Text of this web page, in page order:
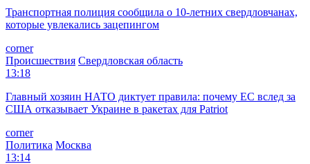
Транспортная полиция сообщила о 10-летних свердловчанах,
которые увлекались зацепингом
corner
Происшествия Свердловская область
13:18
Главный хозяин НАТО диктует правила: почему ЕС вслед за
США отказывает Украине в ракетах для Patriot
corner
Политика Москва
13:14